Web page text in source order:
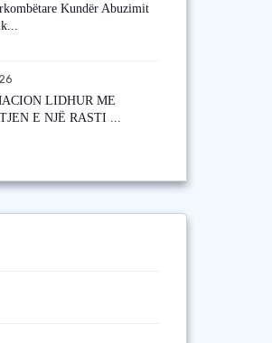
Kundër Abuzimit
LIDHUR ME
E NJË RASTI ...